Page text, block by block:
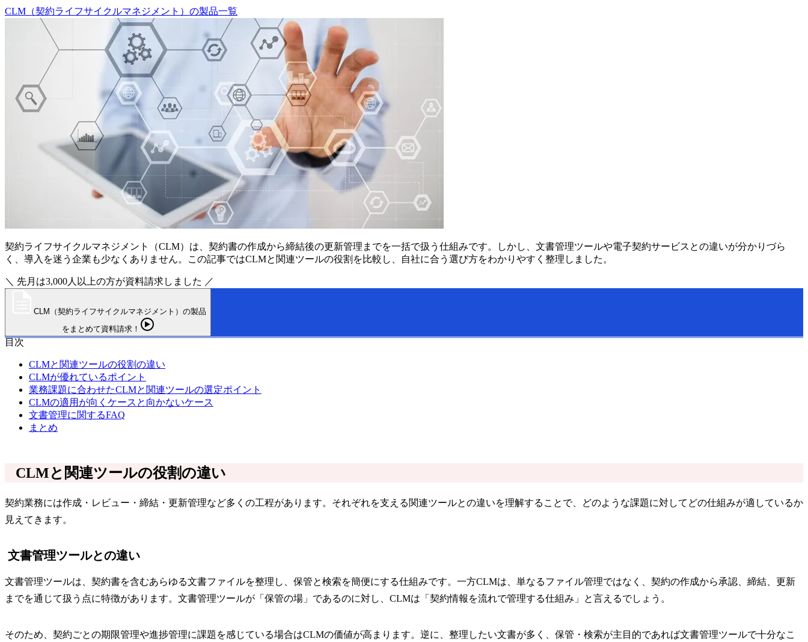
CLM（契約ライフサイクルマネジメント） の製品一覧
契約ライフサイクルマネジメント（CLM）は、契約書の作成から締結後の更新管理までを一括で扱う仕組みです。しかし、文書管理ツールや電子契約サービスとの違いが分かりづら
く、導入を迷う企業も少なくありません。この記事ではCLMと関連ツールの役割を比較し、自社に合う選び方をわかりやすく整理しました。
＼ 先月は3,000人以上の方が資料請求しました ／
CLM（契約ライフサイクルマネジメント）の製品
をまとめて資料請求！
目次
CLMと関連ツールの役割の違い
CLMが優れているポイント
業務課題に合わせたCLMと関連ツールの選定ポイント
CLMの適用が向くケースと向かないケース
文書管理に関するFAQ
まとめ
CLMと関連ツールの役割の違い
契約業務には作成・レビュー・締結・更新管理など多くの工程があります。それぞれを支える関連ツールとの違いを理解することで、どのような課題に対してどの仕組みが適しているか
見えてきます。
文書管理ツールとの違い
文書管理ツールは、契約書を含むあらゆる文書ファイルを整理し、保管と検索を簡便にする仕組みです。一方CLMは、単なるファイル管理ではなく、契約の作成から承認、締結、更新
までを通じて扱う点に特徴があります。文書管理ツールが「保管の場」であるのに対し、CLMは「契約情報を流れで管理する仕組み」と言えるでしょう。
そのため、契約ごとの期限管理や進捗管理に課題を感じている場合はCLMの価値が高まります。逆に、整理したい文書が多く、保管・検索が主目的であれば文書管理ツールで十分なこ